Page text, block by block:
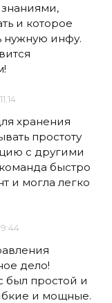
и которое
нужную инфу.
хранения
простоту
с другими
быстро
и могла легко
дело!
был простой и
и мощные.